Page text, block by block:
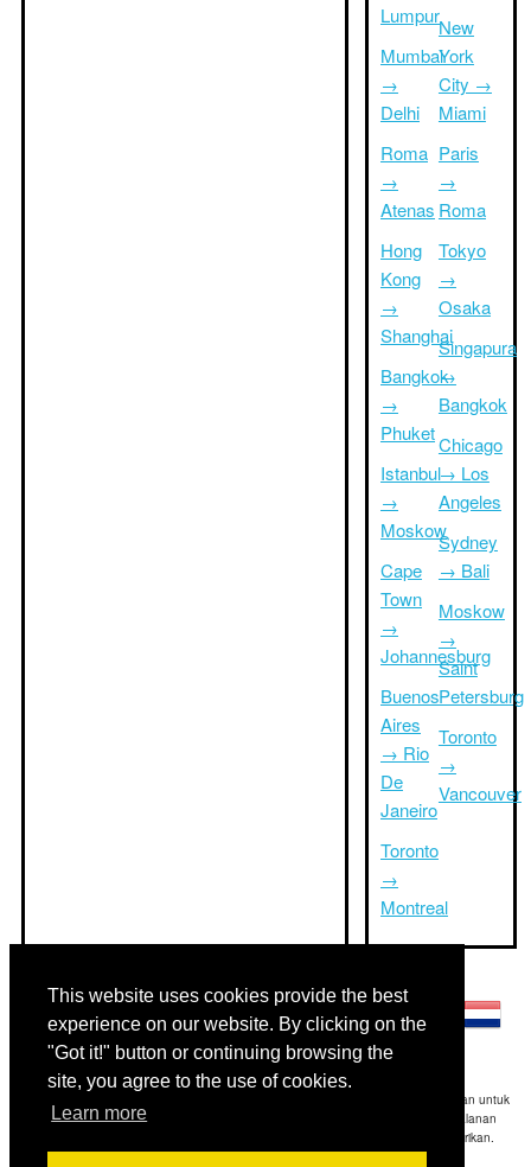
This website uses cookies provide the best
experience on our website. By clicking on the
"Got it!" button or continuing browsing the
site, you agree to the use of cookies.
Learn more
Lumpur
Mumbai
→
Delhi
Roma
→
Atenas
Hong
Kong
→
Shanghai
Bangkok
→
Phuket
Istanbul
→
Moskow
Cape
Town
→
Johannesburg
Buenos
Aires
→ Rio
De
Janeiro
Toronto
→
Montreal
New
York
City →
Miami
Paris
→
Roma
Tokyo
→
Osaka
Singapura
→
Bangkok
Chicago
→ Los
Angeles
Sydney
→ Bali
Moskow
→
Saint
Petersburg
Toronto
→
Vancouver
Disclaimer: Informasi yang ditampilkan di situs ini adalah perkiraan terbaik kami dan untuk
referensi Anda saja.Triptimeto.com tidak bertanggung jawab untuk setiap perjalanan
keterlambatan dan / atau kerusakan akibat dihasilkan dari informasi yang diberikan.